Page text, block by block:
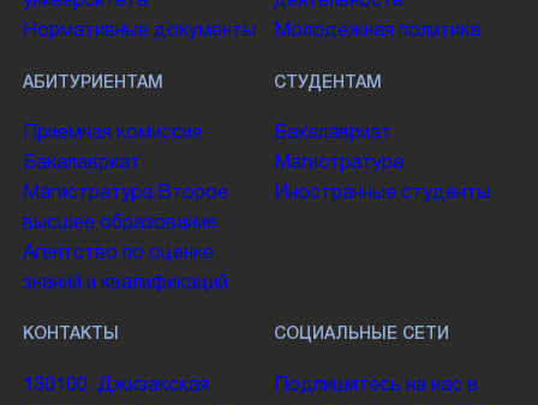
Нормативные документы
Молодежная политика
АБИТУРИЕНТАМ
Приемная комиссия
Бакалавриат
Магистратура Второе
высшее образование
Агентство по оценке
знаний и квалификаций
СТУДЕНТАМ
Бакалавриат
Магистратура
Иностранные студенты
КОНТАКТЫ
130100. Джизакская
СОЦИАЛЬНЫЕ СЕТИ
Подпишитесь на нас в